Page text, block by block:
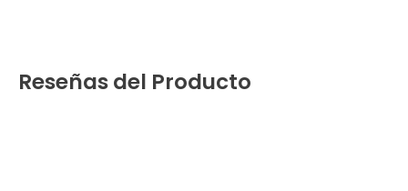
Reseñas del Producto